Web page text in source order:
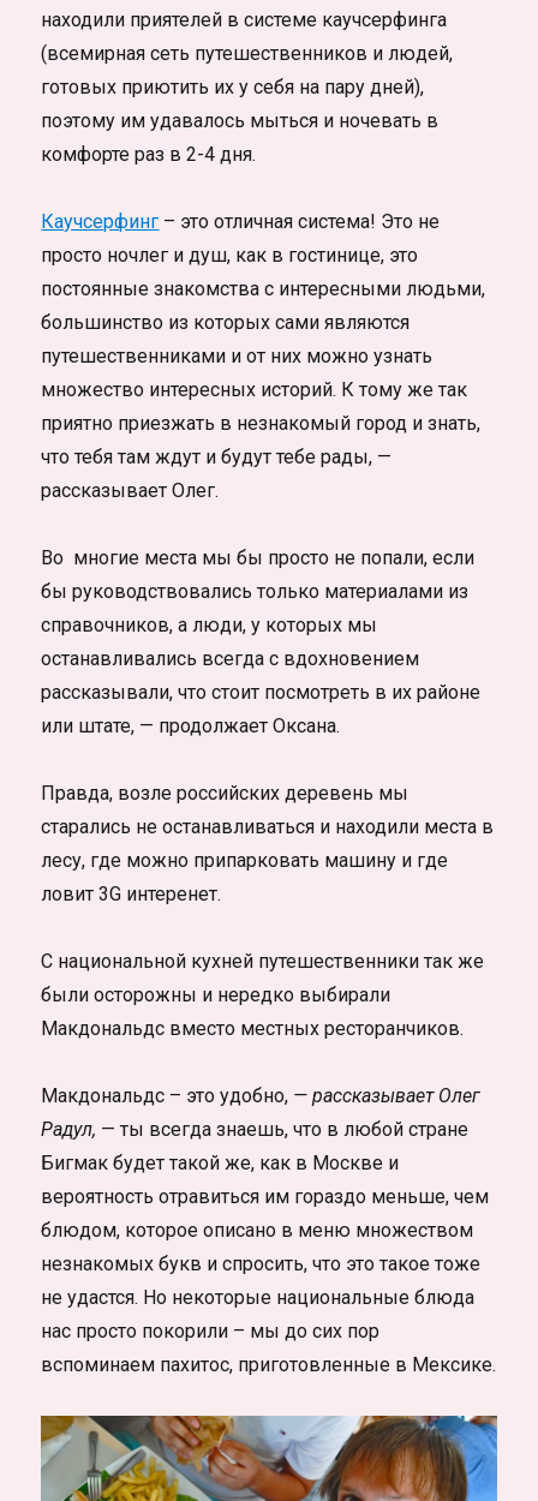
находили приятелей в системе каучсерфинга
(всемирная сеть путешественников и людей,
готовых приютить их у себя на пару дней),
поэтому им удавалось мыться и ночевать в
комфорте раз в 2-4 дня.
Каучсерфинг – это отличная система! Это не
просто ночлег и душ, как в гостинице, это
постоянные знакомства с интересными людьми,
большинство из которых сами являются
путешественниками и от них можно узнать
множество интересных историй. К тому же так
приятно приезжать в незнакомый город и знать,
что тебя там ждут и будут тебе рады, —
рассказывает Олег.
Во многие места мы бы просто не попали, если
бы руководствовались только материалами из
справочников, а люди, у которых мы
останавливались всегда с вдохновением
рассказывали, что стоит посмотреть в их районе
или штате, — продолжает Оксана.
Правда, возле российских деревень мы
старались не останавливаться и находили места в
лесу, где можно припарковать машину и где
ловит 3G интеренет.
С национальной кухней путешественники так же
были осторожны и нередко выбирали
Макдональдс вместо местных ресторанчиков.
Макдональдс – это удобно, — рассказывает Олег
Радул, — ты всегда знаешь, что в любой стране
Бигмак будет такой же, как в Москве и
вероятность отравиться им гораздо меньше, чем
блюдом, которое описано в меню множеством
незнакомых букв и спросить, что это такое тоже
не удастся. Но некоторые национальные блюда
нас просто покорили – мы до сих пор
вспоминаем пахитос, приготовленные в Мексике.